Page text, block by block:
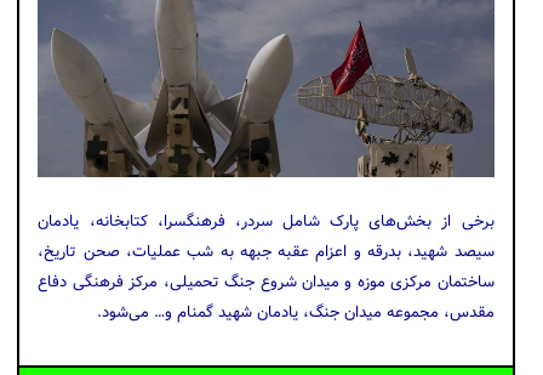
برخی از بخش‌های پارک شامل سردر، ‏فرهنگسرا، کتابخانه، یادمان
سیصد شهید، بدرقه و اعزام عقبه جبهه به شب عملیات، ‏صحن تاریخ،
ساختمان مرکزی موزه و میدان شروع جنگ تحمیلی، مرکز فرهنگی دفاع
مقدس، مجموعه ‏میدان جنگ، یادمان شهید گمنام و… می‌شود.